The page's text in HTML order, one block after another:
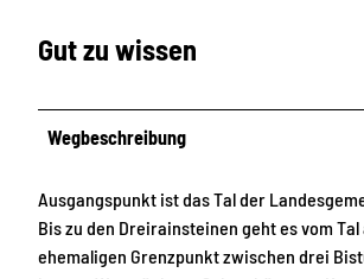
Gut zu wissen
Wegbeschreibung
Ausgangspunkt ist das Tal der
Bis zu den Dreirainsteinen geht es vom
ehemaligen Grenzpunkt zwischen drei